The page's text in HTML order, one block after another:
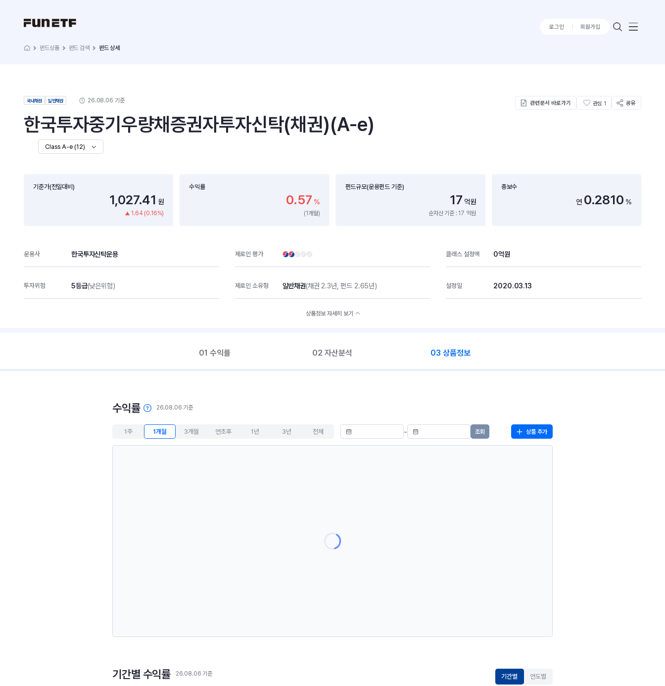
로그인 회원가입
펀드상품 펀드 검색 펀드 상세
국내채권 일반채권 26.08.06 기준 관련문서 바로가기 관심 1 공유
한국투자중기우량채증권자투자신탁(채권)(A-e)
Class A-e (12)
기준가(전일대비)
1,027.41 원
1.64 (0.16%)
수익률
0.57 %
(1개월)
펀드규모(운용펀드 기준)
17 억원
순자산 기준 : 17 억원
총보수
연 0.2810 %
운용사 한국투자신탁운용 제로인 평가 클래스 설정액 0억원
투자위험 5등급(낮은위험) 제로인 소유형 일반채권(채권 2.3년, 펀드 2.65년) 설정일 2020.03.13
상품정보 자세히 보기
01 수익률 02 자산분석 03 상품정보
수익률 26.08.06 기준
1주 1개월 3개월 연초후 1년 3년 전체 ~ 조회 상품 추가
기간별 수익률 26.08.06 기준 기간별 연도별